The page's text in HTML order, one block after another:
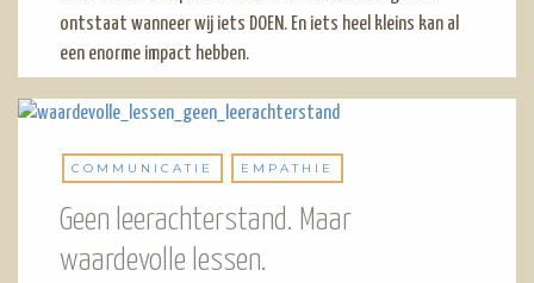
ontstaat wanneer wij iets DOEN. En iets heel kleins kan al
een enorme impact hebben.
COMMUNICATIE EMPATHIE
Geen leerachterstand. Maar
waardevolle lessen.